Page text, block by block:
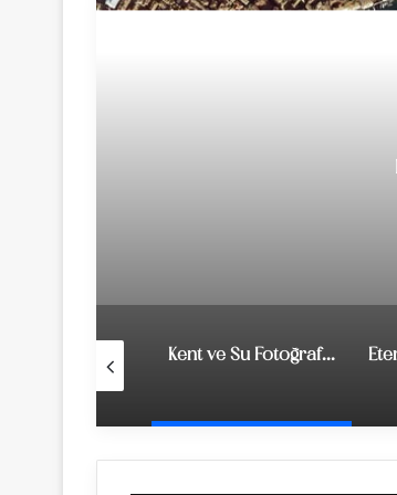
Kent ve Su Fotoğraf Yarışması 2020